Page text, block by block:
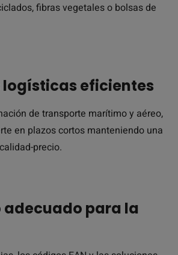
fibras vegetales o bolsas de
logísticas eficientes
de transporte marítimo y aéreo,
en plazos cortos manteniendo una
precio.
para la